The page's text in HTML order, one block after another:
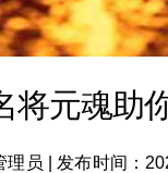
将元魂助
理员 发布时间：